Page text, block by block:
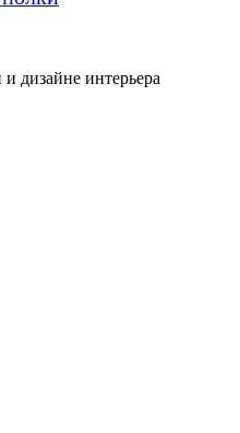
дизайне интерьера